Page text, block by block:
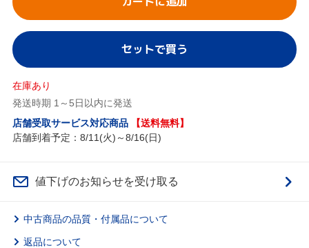
セットで買う
在庫あり
発送時期 1～5日以内に発送
店舗受取サービス対応商品
【送料無料】
店舗到着予定：8/11(火)～8/16(日)
値下げのお知らせを受け取る
中古商品の品質・付属品について
返品について